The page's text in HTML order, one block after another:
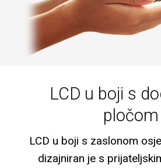
LCD u boji s
pločom
LCD u boji s zaslonom
dizajniran je s